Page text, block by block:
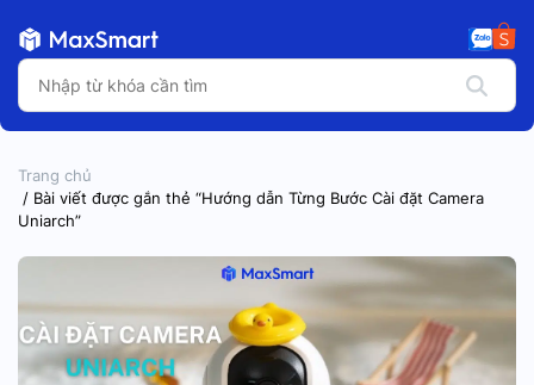
Trang chủ
/ Bài viết được gắn thẻ “Hướng dẫn Từng Bước Cài đặt Camera
Uniarch”